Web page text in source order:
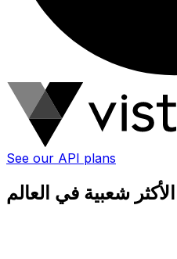
See our API plans
شعبية في العالم